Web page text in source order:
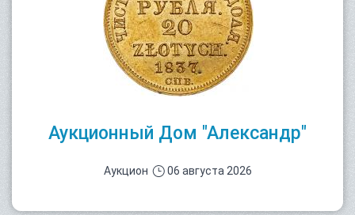
Аукционный Дом "Александр"
Аукцион 06 августа 2026